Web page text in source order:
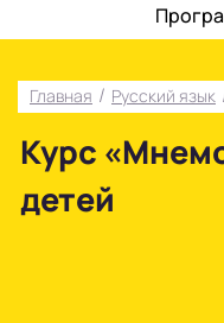
ЖК
Главная / Русский язык
Курс
детей